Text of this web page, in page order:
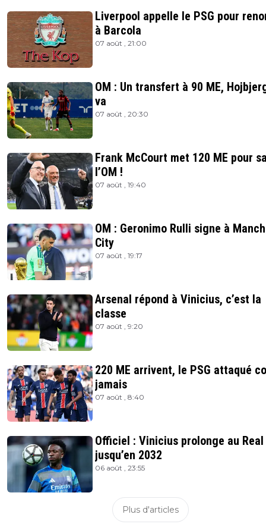
Liverpool appelle le PSG pour
à Barcola
07 août , 21:00
OM : Un transfert à 90 ME,
va
07 août , 20:30
Frank McCourt met 120 ME pour
l’OM !
07 août , 19:40
OM : Geronimo Rulli signe à
City
07 août , 19:17
Arsenal répond à Vinicius, c’est la
classe
07 août , 9:20
220 ME arrivent, le PSG attaqué
jamais
07 août , 8:40
Officiel : Vinicius prolonge au Real
jusqu’en 2032
06 août , 23:55
Plus d'articles